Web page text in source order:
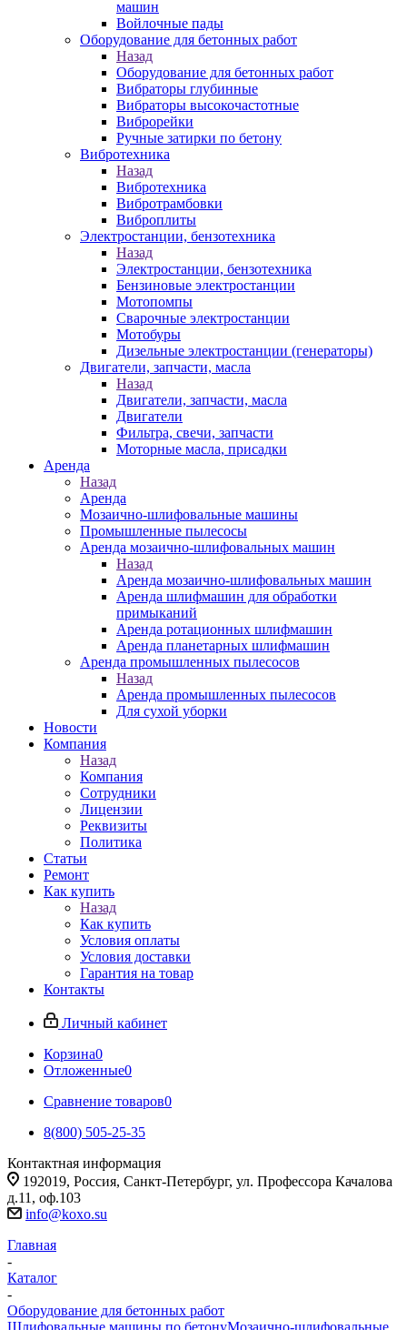
машин
Войлочные пады
Оборудование для бетонных работ
Назад
Оборудование для бетонных работ
Вибраторы глубинные
Вибраторы высокочастотные
Виброрейки
Ручные затирки по бетону
Вибротехника
Назад
Вибротехника
Вибротрамбовки
Виброплиты
Электростанции, бензотехника
Назад
Электростанции, бензотехника
Бензиновые электростанции
Мотопомпы
Сварочные электростанции
Мотобуры
Дизельные электростанции (генераторы)
Двигатели, запчасти, масла
Назад
Двигатели, запчасти, масла
Двигатели
Фильтра, свечи, запчасти
Моторные масла, присадки
Аренда
Назад
Аренда
Мозаично-шлифовальные машины
Промышленные пылесосы
Аренда мозаично-шлифовальных машин
Назад
Аренда мозаично-шлифовальных машин
Аренда шлифмашин для обработки
примыканий
Аренда ротационных шлифмашин
Аренда планетарных шлифмашин
Аренда промышленных пылесосов
Назад
Аренда промышленных пылесосов
Для сухой уборки
Новости
Компания
Назад
Компания
Сотрудники
Лицензии
Реквизиты
Политика
Статьи
Ремонт
Как купить
Назад
Как купить
Условия оплаты
Условия доставки
Гарантия на товар
Контакты
Личный кабинет
Корзина0
Отложенные0
Сравнение товаров0
8(800) 505-25-35
Контактная информация
192019, Россия, Санкт-Петербург, ул. Профессора Качалова
д.11, оф.103
info@koxo.su
Главная
-
Каталог
-
Оборудование для бетонных работ
Шлифовальные машины по бетонуМозаично-шлифовальные